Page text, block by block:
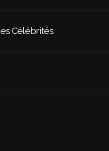
Célébrités